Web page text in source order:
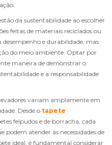
da sustentabilidade ao escolher
feitas de materiais reciclados ou
desempenho e durabilidade, mas
do meio ambiente. Optar por
maneira de demonstrar o
e a responsabilidade
variam amplamente em
Desde o tapete
felpudos e de borracha, cada
podem atender às necessidades de
ideal, é fundamental considerar